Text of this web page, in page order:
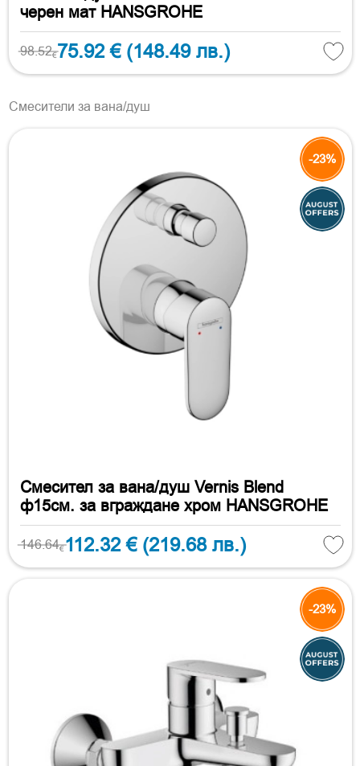
черен мат HANSGROHE
98.52€75.92 € (148.49 лв.)
Смесители за вана/душ
-23%
Смесител за вана/душ Vernis Blend
ф15см. за вграждане хром HANSGROHE
146.64€112.32 € (219.68 лв.)
-23%